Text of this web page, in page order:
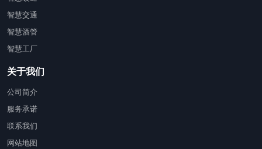
智慧交通
智慧酒管
智慧工厂
关于我们
公司简介
服务承诺
联系我们
网站地图